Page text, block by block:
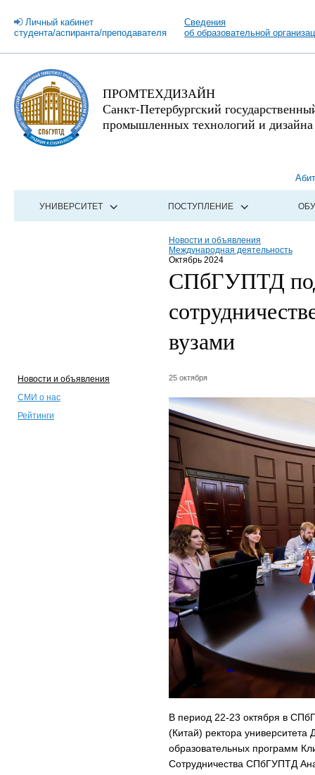
Личный кабинет
студента/аспиранта/преподавателя
Сведения
об образовательной
ПРОМТЕХДИЗАЙН
Санкт-Петербургский
промышленных технологий и дизайна
УНИВЕРСИТЕТ ПОСТУПЛЕНИЕ
Новости и объявления
Международная деятельность
Октябрь 2024
СПбГУПТД
вузами
Новости и объявления
СМИ о нас
Рейтинги
25 октября
В период 22-23 октября в
(Китай) ректора
образовательных программ
Сотрудничества СПбГУПТД